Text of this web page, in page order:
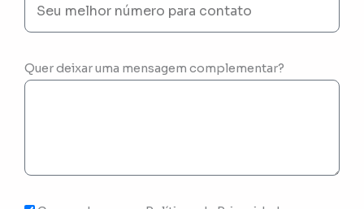
Quer deixar uma mensagem complementar?